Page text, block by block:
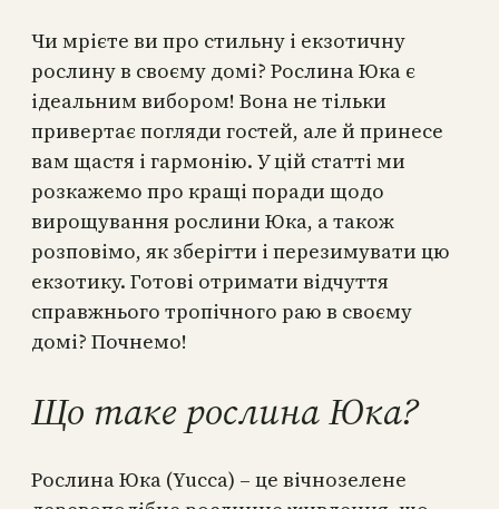
Чи мрієте ви про стильну і екзотичну
рослину в своєму домі? Рослина Юка є
ідеальним вибором! Вона не тільки
привертає погляди гостей, але й принесе
вам щастя і гармонію. У цій статті ми
розкажемо про кращі поради щодо
вирощування рослини Юка, а також
розповімо, як зберігти і перезимувати цю
екзотику. Готові отримати відчуття
справжнього тропічного раю в своєму
домі? Почнемо!
Що таке рослина Юка?
Рослина Юка (Yucca) – це вічнозелене